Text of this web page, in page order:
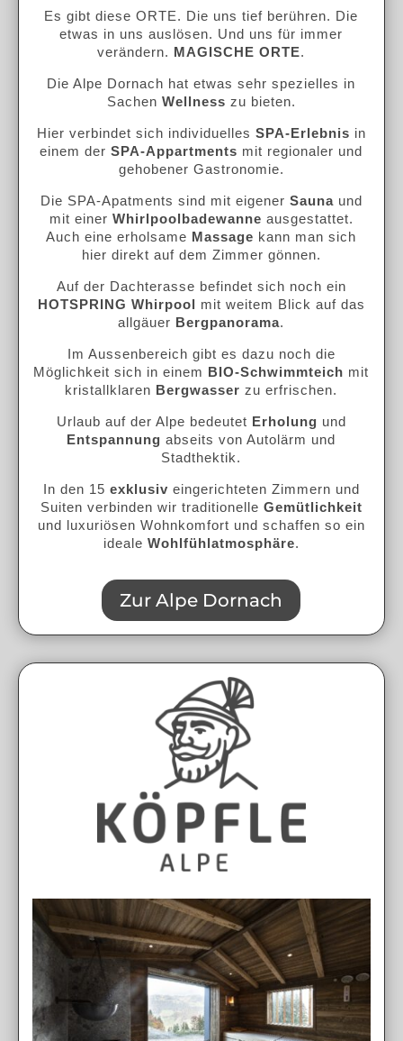
Es gibt diese ORTE. Die uns tief berühren. Die
etwas in uns auslösen. Und uns für immer
verändern. MAGISCHE ORTE.
Die Alpe Dornach hat etwas sehr spezielles in
Sachen Wellness zu bieten.
Hier verbindet sich individuelles SPA-Erlebnis in
einem derSPA-Appartments mit regionaler und
gehobener Gastronomie.
Die SPA-Apatments sind mit eigener Saunaund
mit einer Whirlpoolbadewanne ausgestattet.
Auch eine erholsame Massage kann man sich
hier direkt auf dem Zimmer gönnen.
Auf der Dachterasse befindet sich noch ein
HOTSPRING Whirpool mit weitem Blick auf das
allgäuer Bergpanorama.
Im Aussenbereich gibt es dazu noch die
Möglichkeit sich in einem BIO-Schwimmteich mit
kristallklaren Bergwasser zu erfrischen.
Urlaub auf der Alpe bedeutet Erholung und
Entspannung abseits von Autolärm und
Stadthektik.
In den 15 exklusiv eingerichteten Zimmern und
Suiten verbinden wir traditionelle Gemütlichkeit
und luxuriösen Wohnkomfort und schaffen so ein
ideale Wohlfühlatmosphäre.
Zur Alpe Dornach